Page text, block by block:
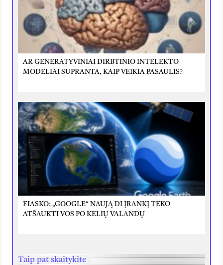
AR GENERATYVINIAI DIRBTINIO INTELEKTO
MODELIAI SUPRANTA, KAIP VEIKIA PASAULIS?
FIASKO: „GOOGLE“ NAUJĄ DI ĮRANKĮ TEKO
ATŠAUKTI VOS PO KELIŲ VALANDŲ
Taip pat skaitykite